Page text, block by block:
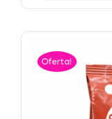
Oferta!